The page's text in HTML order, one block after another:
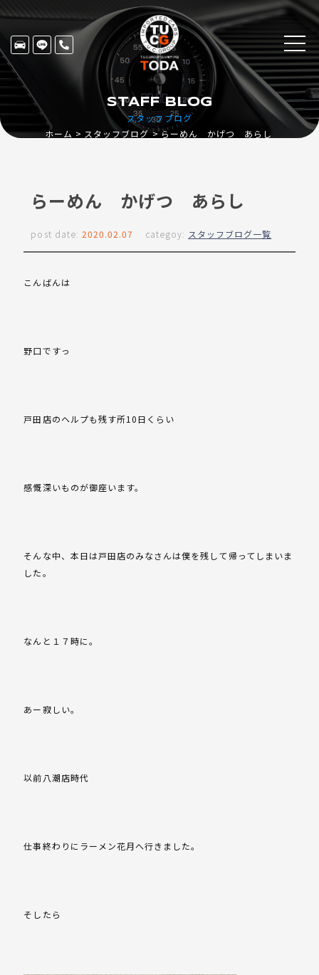
スタッフブログ
STAFF BLOG
ホーム スタッフブログ らーめん かげつ あらし
らーめん かげつ あらし
post date: 2020.02.07 categoy: スタッフブログ一覧
こんばんは
野口ですっ
戸田店のヘルプも残す所10日くらい
感慨深いものが御座います。
そんな中、本日は戸田店のみなさんは僕を残して帰ってしまいま
した。
なんと１７時に。
あー寂しい。
以前八潮店時代
仕事終わりにラーメン花月へ行きました。
そしたら